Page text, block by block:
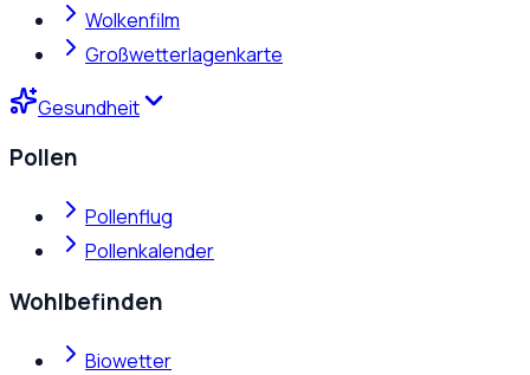
Wolkenfilm
Großwetterlagenkarte
Gesundheit
Pollen
Pollenflug
Pollenkalender
Wohlbefinden
Biowetter